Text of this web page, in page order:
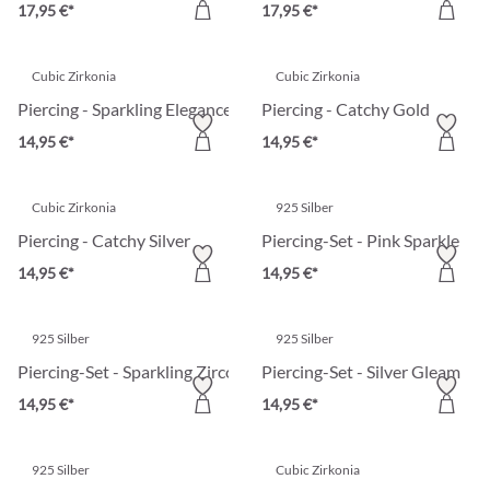
17,95 €* 17,95 €*
Cubic Zirkonia
Piercing - Sparkling Elegance
14,95 €*
Cubic Zirkonia
Piercing - Catchy Gold
14,95 €*
Cubic Zirkonia
Piercing - Catchy Silver
14,95 €*
925 Silber
Piercing-Set - Pink Sparkle
14,95 €*
925 Silber
Piercing-Set - Sparkling Zirconia
14,95 €*
925 Silber
Piercing-Set - Silver Gleam
14,95 €*
925 Silber Cubic Zirkonia